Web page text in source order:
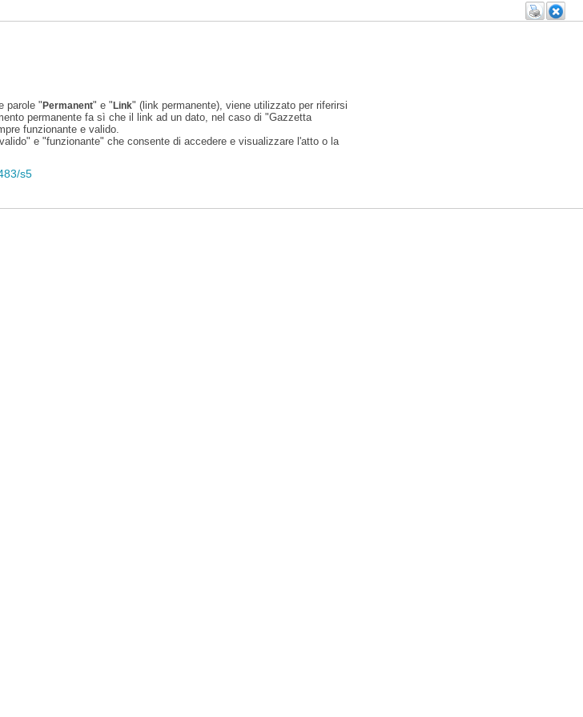
parole "Permanent" e "Link" (link permanente), viene utilizzato per riferirsi
permanente fa sì che il link ad un dato, nel caso di "Gazzetta
funzionante e valido.
e "funzionante" che consente di accedere e visualizzare l'atto o la
s5